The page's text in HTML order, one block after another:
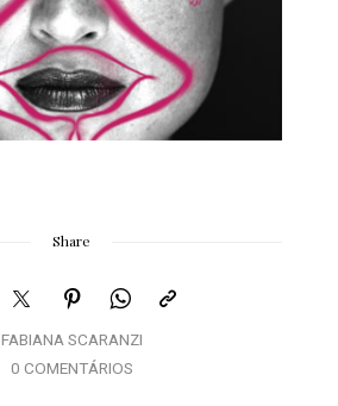
Share
FABIANA SCARANZI
0 COMENTÁRIOS